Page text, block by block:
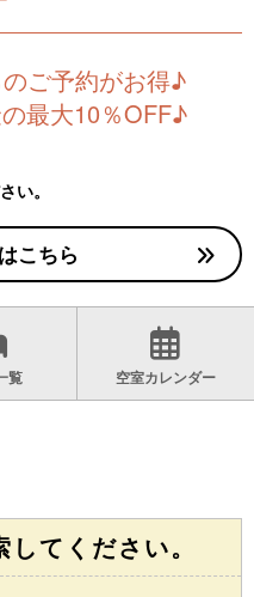
ご予約がお得♪
最大10％OFF♪
い。
こちら
覧 空室カレンダー
てください。